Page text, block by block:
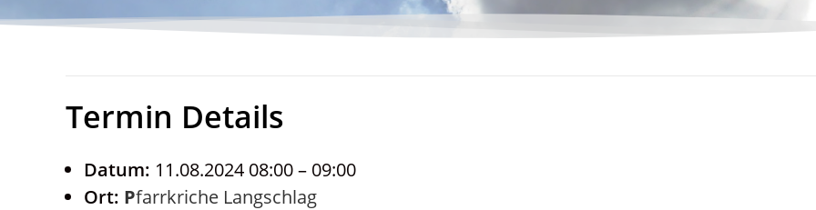
Termin Details
Datum: 11.08.2024 08:00– 09:00
Ort:
Pfarrkriche Langschlag